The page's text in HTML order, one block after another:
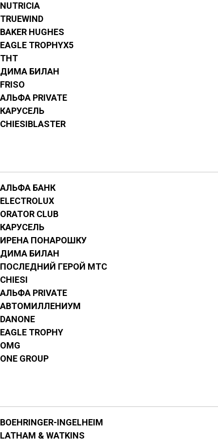
NUTRICIA
TRUEWIND
BAKER HUGHES
EAGLE TROPHYX5
ТНТ
ДИМА БИЛАН
FRISO
АЛЬФА PRIVATE
КАРУСЕЛЬ
CHIESIBLASTER
АЛЬФА БАНК
ELECTROLUX
ORATOR CLUB
КАРУСЕЛЬ
ИРЕНА ПОНАРОШКУ
ДИМА БИЛАН
ПОСЛЕДНИЙ ГЕРОЙ МТС
СHIESI
АЛЬФА PRIVATE
АВТОМИЛЛЕНИУМ
DANONE
EAGLE TROPHY
OMG
ONE GROUP
BOEHRINGER-INGELHEIM
LATHAM & WATKINS